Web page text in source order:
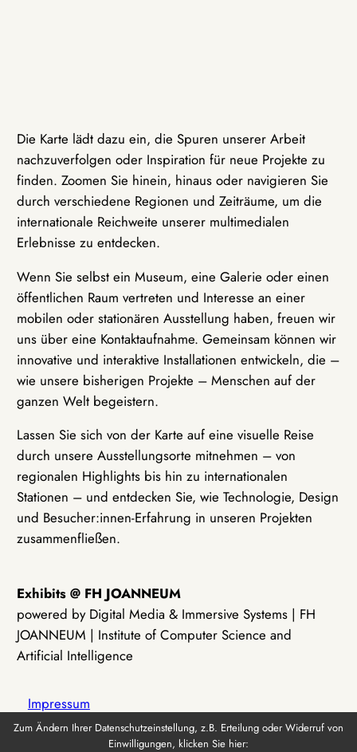
Die Karte lädt dazu ein, die Spuren unserer Arbeit
nachzuverfolgen oder Inspiration für neue Projekte zu
finden. Zoomen Sie hinein, hinaus oder navigieren Sie
durch verschiedene Regionen und Zeiträume, um die
internationale Reichweite unserer multimedialen
Erlebnisse zu entdecken.
Wenn Sie selbst ein Museum, eine Galerie oder einen
öffentlichen Raum vertreten und Interesse an einer
mobilen oder stationären Ausstellung haben, freuen wir
uns über eine Kontaktaufnahme. Gemeinsam können wir
innovative und interaktive Installationen entwickeln, die –
wie unsere bisherigen Projekte – Menschen auf der
ganzen Welt begeistern.
Lassen Sie sich von der Karte auf eine visuelle Reise
durch unsere Ausstellungsorte mitnehmen – von
regionalen Highlights bis hin zu internationalen
Stationen – und entdecken Sie, wie Technologie, Design
und Besucher:innen-Erfahrung in unseren Projekten
zusammenfließen.
Exhibits @ FH JOANNEUM
powered by Digital Media & Immersive Systems | FH
JOANNEUM | Institute of Computer Science and
Artificial Intelligence
Impressum
Zum Ändern Ihrer Datenschutzeinstellung, z.B. Erteilung oder Widerruf von
Einwilligungen, klicken Sie hier: